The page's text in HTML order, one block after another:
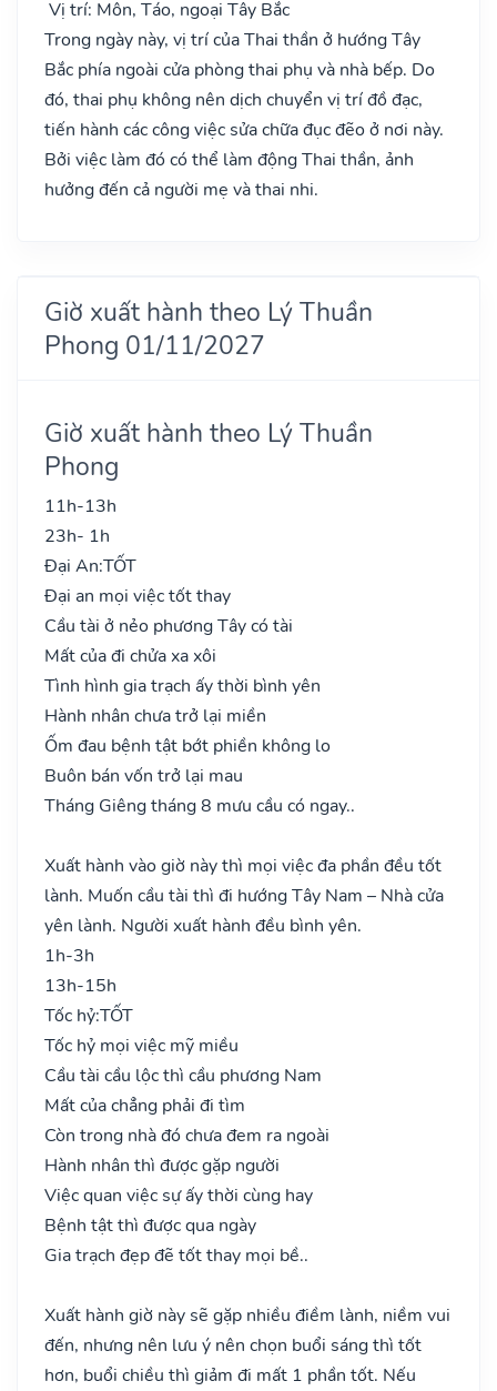
Vị trí: Môn, Táo, ngoại Tây Bắc
Trong ngày này, vị trí của Thai thần ở hướng Tây
Bắc phía ngoài cửa phòng thai phụ và nhà bếp. Do
đó, thai phụ không nên dịch chuyển vị trí đồ đạc,
tiến hành các công việc sửa chữa đục đẽo ở nơi này.
Bởi việc làm đó có thể làm động Thai thần, ảnh
hưởng đến cả người mẹ và thai nhi.
Giờ xuất hành theo Lý Thuần
Phong 01/11/2027
Giờ xuất hành theo Lý Thuần
Phong
11h-13h
23h- 1h
Đại An:TỐT
Đại an mọi việc tốt thay
Cầu tài ở nẻo phương Tây có tài
Mất của đi chửa xa xôi
Tình hình gia trạch ấy thời bình yên
Hành nhân chưa trở lại miền
Ốm đau bệnh tật bớt phiền không lo
Buôn bán vốn trở lại mau
Tháng Giêng tháng 8 mưu cầu có ngay..
Xuất hành vào giờ này thì mọi việc đa phần đều tốt
lành. Muốn cầu tài thì đi hướng Tây Nam – Nhà cửa
yên lành. Người xuất hành đều bình yên.
1h-3h
13h-15h
Tốc hỷ:TỐT
Tốc hỷ mọi việc mỹ miều
Cầu tài cầu lộc thì cầu phương Nam
Mất của chẳng phải đi tìm
Còn trong nhà đó chưa đem ra ngoài
Hành nhân thì được gặp người
Việc quan việc sự ấy thời cùng hay
Bệnh tật thì được qua ngày
Gia trạch đẹp đẽ tốt thay mọi bề..
Xuất hành giờ này sẽ gặp nhiều điềm lành, niềm vui
đến, nhưng nên lưu ý nên chọn buổi sáng thì tốt
hơn, buổi chiều thì giảm đi mất 1 phần tốt. Nếu